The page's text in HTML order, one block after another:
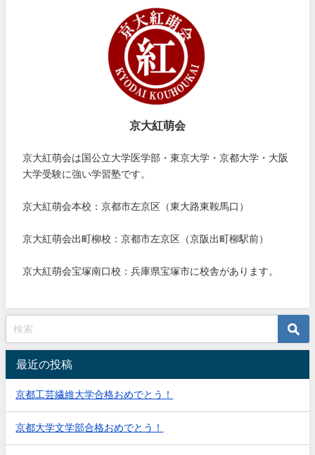
京大紅萌会
京大紅萌会は国公立大学医学部・東京大学・京都大学・大阪
大学受験に強い学習塾です。
京大紅萌会本校：京都市左京区（東大路東鞍馬口）
京大紅萌会出町柳校：京都市左京区（京阪出町柳駅前）
京大紅萌会宝塚南口校：兵庫県宝塚市に校舎があります。
最近の投稿
京都工芸繊維大学合格おめでとう！
京都大学文学部合格おめでとう！